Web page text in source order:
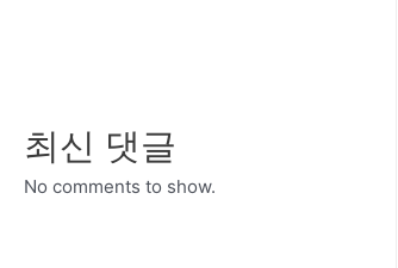
최신 댓글
No comments to show.